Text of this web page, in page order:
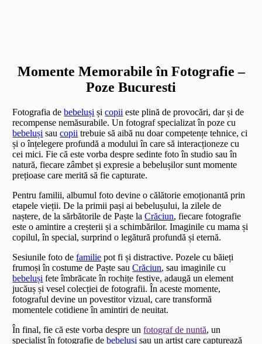
Momente Memorabile în Fotografie –
Poze Bucuresti
Fotografia debebeluși șicopii este plină de provocări, dar și de
recompense nemăsurabile. Un fotograf specializat în poze cu
bebeluși saucopii trebuie să aibă nu doar competențe tehnice, ci
și o înțelegere profundă a modului în care să interacționeze cu
cei mici. Fie că este vorba despre sedinte foto în studio sau în
natură, fiecare zâmbet și expresie a bebelușilor sunt momente
prețioase care merită să fie capturate.
Pentru familii, albumul foto devine o călătorie emoționantă prin
etapele vieții. De la primii pași ai bebelușului, la zilele de
naștere, de la sărbătorile de Paște laCrăciun, fiecare fotografie
este o amintire a creșterii și a schimbărilor. Imaginile cu mama și
copilul, în special, surprind o legătură profundă și eternă.
Sesiunile foto defamilie pot fi și distractive. Pozele cu băieți
frumoși în costume de Paște sauCrăciun, sau imaginile cu
bebeluși fete îmbrăcate în rochițe festive, adaugă un element
jucăuș și vesel colecției de fotografii. În aceste momente,
fotograful devine un povestitor vizual, care transformă
momentele cotidiene în amintiri de neuitat.
În final, fie că este vorba despre unfotograf de nuntă, un
specialist în fotografie debebeluși sau un artist care capturează